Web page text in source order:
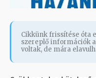
Cikkünk frissítése óta
szereplő információk
voltak, de mára